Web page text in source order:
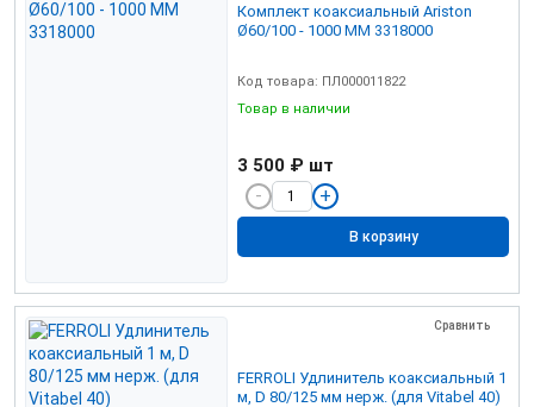
Комплект коаксиальный Ariston
Ø60/100 - 1000 ММ 3318000
Код товара: ПЛ000011822
Товар в наличии
3 500 ₽ шт
В корзину
Сравнить
FERROLI Удлинитель коаксиальный 1
м, D 80/125 мм нерж. (для Vitabel 40)